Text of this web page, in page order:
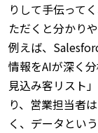
りして手伝って
ただくと分かり
例えば、
情報をAIが深く
見込み客リスト
り、営業担当者
く、データとい